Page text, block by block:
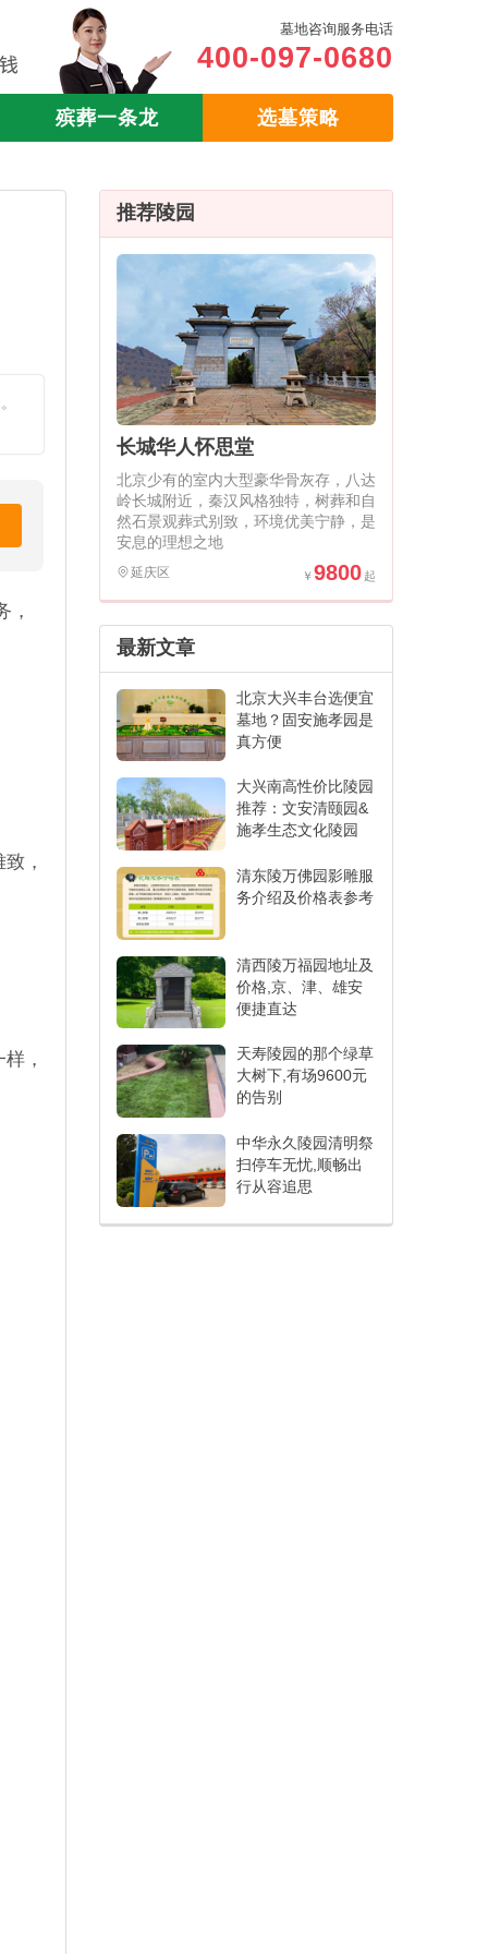
墓地咨询服务电话
400-097-0680
殡葬一条龙 选墓策略
，
，
，
推荐陵园
长城华人怀思堂
北京少有的室内大型豪华骨灰存，八达
岭长城附近，秦汉风格独特，树葬和自
然石景观葬式别致，环境优美宁静，是
安息的理想之地
延庆区 9800
最新文章
北京大兴丰台选便宜
墓地？固安施孝园是
真方便
大兴南高性价比陵园
推荐：文安清颐园&
施孝生态文化陵园
清东陵万佛园影雕服
务介绍及价格表参考
清西陵万福园地址及
价格,京、津、雄安
便捷直达
天寿陵园的那个绿草
大树下,有场9600元
的告别
中华永久陵园清明祭
扫停车无忧,顺畅出
行从容追思